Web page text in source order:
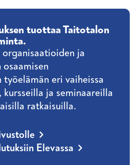
tuottaa Taitotalon
ja
työelämän eri vaiheissa
kursseilla ja seminaareilla
ratkaisuilla.
Elevassa